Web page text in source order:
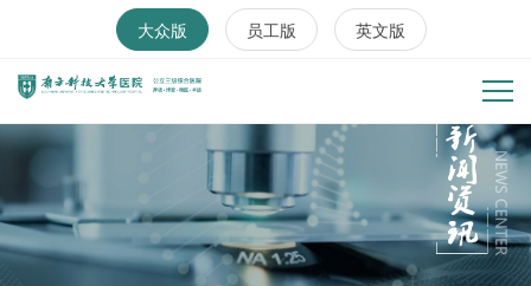
大众版 员工版 英文版